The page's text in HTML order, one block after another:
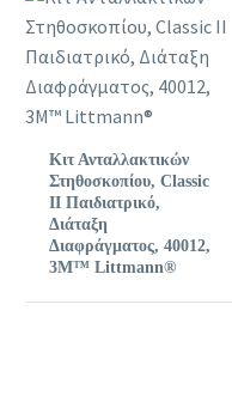
Κιτ Ανταλλακτικών
Στηθοσκοπίου, Classic
II Παιδιατρικό,
Διάταξη
Διαφράγματος, 40012,
3M™ Littmann®